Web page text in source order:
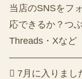
当店のSNSをフ
応できるか？つ
Threads・Xなど
 7月に入りまし